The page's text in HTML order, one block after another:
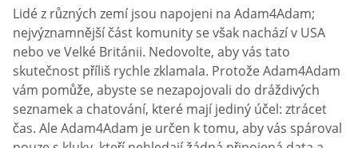
Lidé z různých zemí jsou napojeni na Adam4Adam;
nejvýznamnější část komunity se však nachází v USA
nebo ve Velké Británii. Nedovolte, aby vás tato
skutečnost příliš rychle zklamala. Protože Adam4Adam
vám pomůže, abyste se nezapojovali do dráždivých
seznamek a chatování, které mají jediný účel: ztrácet
čas. Ale Adam4Adam je určen k tomu, aby vás spároval